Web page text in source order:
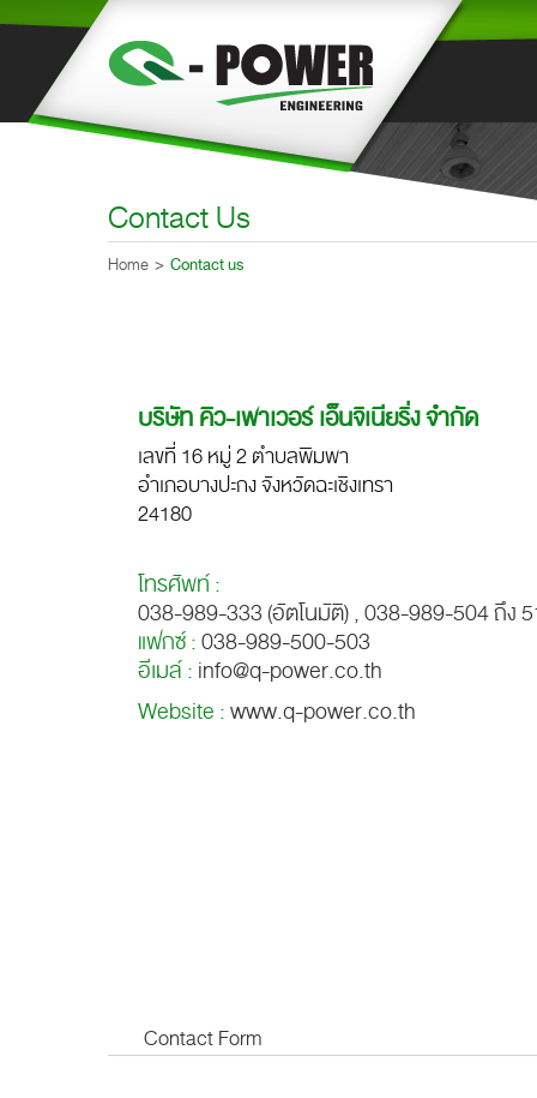
Contact Us
Home Contact us
บริษัท คิว-เพาเวอร์ เอ็นจิเนียริ่ง จำกัด
เลขที่ 16 หมู่ 2 ตำบลพิมพา
อำเภอบางปะกง จังหวัดฉะเชิงเทรา
24180
โทรศัพท์ :
038-989-333 (อัตโนมัติ) , 038-989-504 ถึง
แฟกซ์ :038-989-500-503
อีเมล์ : info@q-power.co.th
Website :www.q-power.co.th
Contact Form